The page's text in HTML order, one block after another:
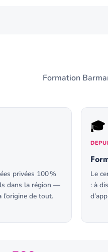
Formation
privées 100 %
dans la région —
l’origine de tout.
🎓
Le
: à